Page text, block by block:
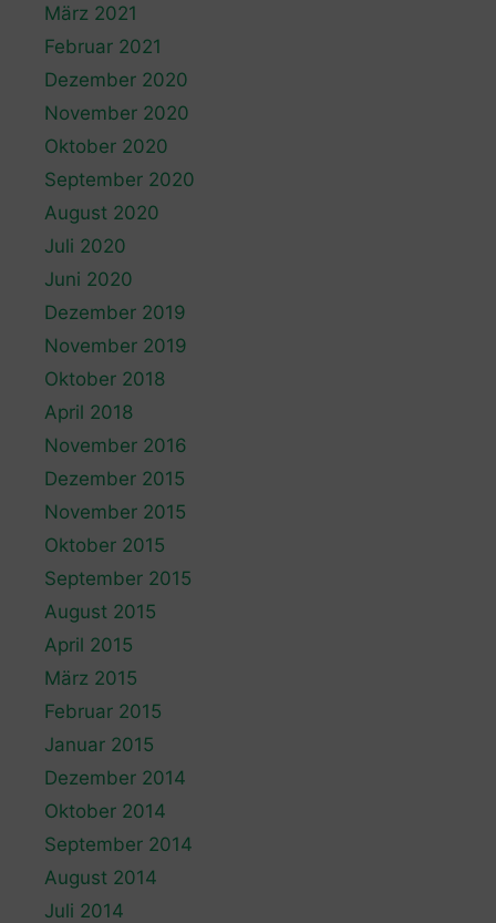
März 2021
Februar 2021
Dezember 2020
November 2020
Oktober 2020
September 2020
August 2020
Juli 2020
Juni 2020
Dezember 2019
November 2019
Oktober 2018
April 2018
November 2016
Dezember 2015
November 2015
Oktober 2015
September 2015
August 2015
April 2015
März 2015
Februar 2015
Januar 2015
Dezember 2014
Oktober 2014
September 2014
August 2014
Juli 2014